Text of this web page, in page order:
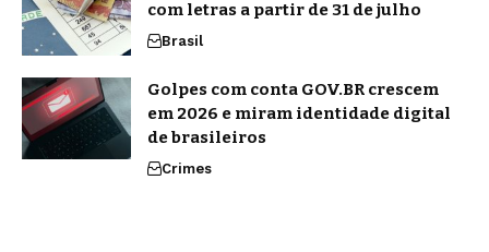
com letras a partir de 31 de julho
Brasil
Golpes com conta GOV.BR crescem
em 2026 e miram identidade digital
de brasileiros
Crimes